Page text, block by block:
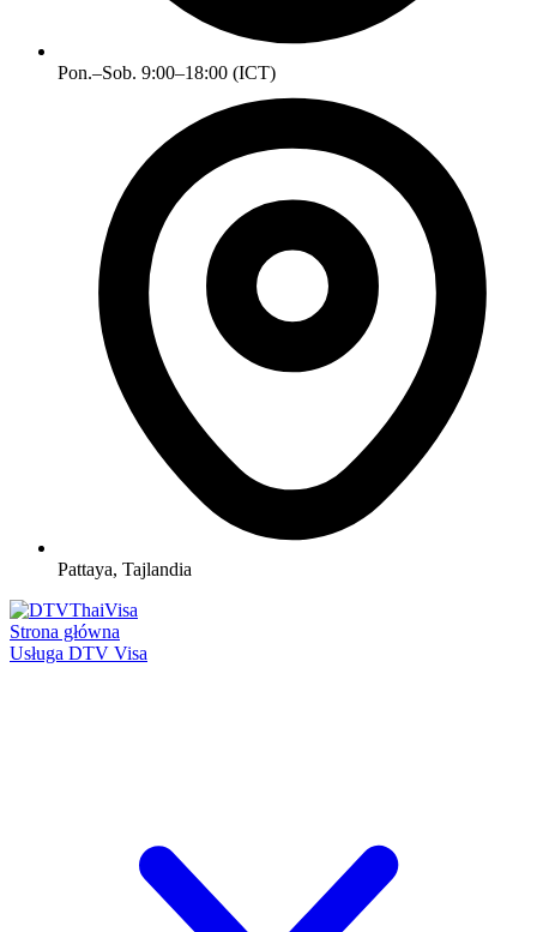
Pon.–Sob. 9:00–18:00 (ICT)
Pattaya, Tajlandia
Strona główna
Usługa DTV Visa